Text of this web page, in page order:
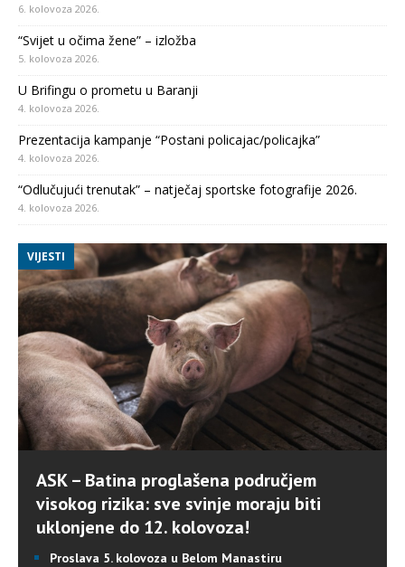
6. kolovoza 2026.
“Svijet u očima žene” – izložba
5. kolovoza 2026.
U Brifingu o prometu u Baranji
4. kolovoza 2026.
Prezentacija kampanje “Postani policajac/policajka”
4. kolovoza 2026.
“Odlučujući trenutak” – natječaj sportske fotografije 2026.
4. kolovoza 2026.
VIJESTI
ASK – Batina proglašena područjem
visokog rizika: sve svinje moraju biti
uklonjene do 12. kolovoza!
Proslava 5. kolovoza u Belom Manastiru